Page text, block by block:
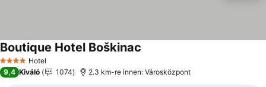
4 KategóriaHotel
Boutique Hotel Boškinac
9,4 Kiváló 1074 2.3 km-re innen: Városközpont